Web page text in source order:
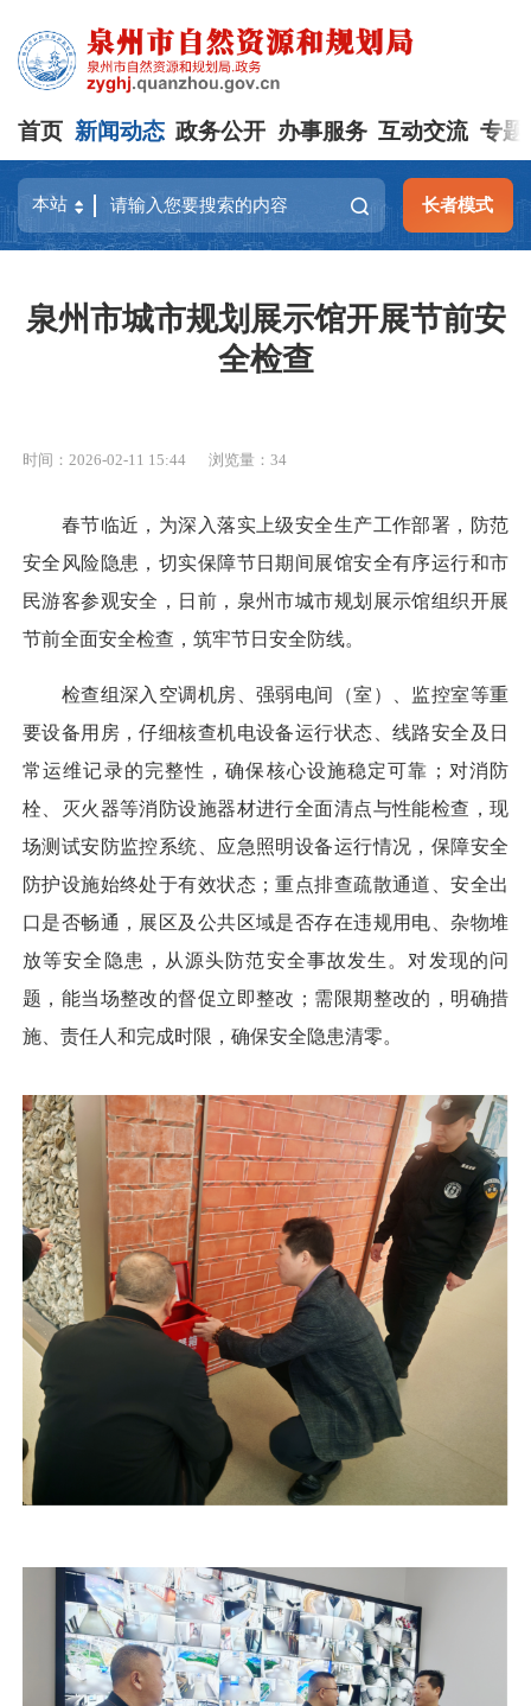
首页 新闻动态 政务公开 办事服务 互动交流 专题
长者模式
泉州市城市规划展示馆开展节前安
全检查
时间：2026-02-11 15:44 浏览量： 34
春节临近，为深入落实上级安全生产工作部署，防范
安全风险隐患，切实保障节日期间展馆安全有序运行和市
民游客参观安全，日前，泉州市城市规划展示馆组织开展
节前全面安全检查，筑牢节日安全防线。
检查组深入空调机房、强弱电间（室）、监控室等重
要设备用房，仔细核查机电设备运行状态、线路安全及日
常运维记录的完整性，确保核心设施稳定可靠；对消防
栓、灭火器等消防设施器材进行全面清点与性能检查，现
场测试安防监控系统、应急照明设备运行情况，保障安全
防护设施始终处于有效状态；重点排查疏散通道、安全出
口是否畅通，展区及公共区域是否存在违规用电、杂物堆
放等安全隐患，从源头防范安全事故发生。对发现的问
题，能当场整改的督促立即整改；需限期整改的，明确措
施、责任人和完成时限，确保安全隐患清零。